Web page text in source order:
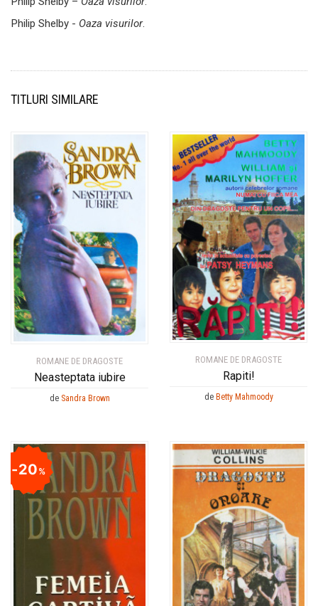
Philip Shelby - Oaza visurilor.
TITLURI SIMILARE
ROMANE DE DRAGOSTE
Neasteptata iubire
de Sandra Brown
ROMANE DE DRAGOSTE
Rapiti!
de Betty Mahmoody
20%